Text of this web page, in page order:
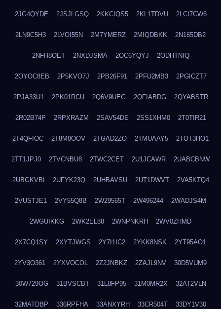
2JG4QYDE 2JSJLGSQ 2KKCIQS5 2KL1TDVU 2LCI7CW6
2LN9C5H3 2LVOI55N 2M7YMERZ 2MIQDBKK 2N165DB2
2NFH8OET 2NXDJSMA 2OC6YQYJ 2ODHTNIQ
2OYOC8EB 2P5KVO7J 2PB26F91 2PFU2MB3 2PGICZT7
2PJA33U1 2PK01RCU 2Q6V9UEG 2QFIABDG 2QYABSTR
2R02B74P 2RPXRAZM 2SAV54DE 2SS1XHM0 2T0TIR21
2T4QFIOC 2T8M8OOV 2TGAD2ZO 2TMUAAY5 2TOT3HO1
2TT1JPJ0 2TVCNBU8 2TWC2CET 2U1JCAWR 2UABCBNW
2UBGKVBI 2UFYK23Q 2UHBAVSU 2UT1DWVT 2VA5KTQ4
2VUSTJE1 2VY55Q8B 2W29565T 2W496244 2WADJS4M
2WGUIKKG 2WK2EL88 2WNPNKRH 2WV0ZHMD
2X7CQ1SY 2XYTJWGS 2Y7I1IC2 2YKK8NSK 2YT95AO1
2YV3O361 2YXVOCOL 2Z2JNBKZ 2ZAJL9NV 30D5VUM9
30W729OG 31BVSCBT 31L8FP95 31M0MR2X 32AT2VLN
32MATDBP 336RPFHA 33ANXYRH 33CR504T 33DY1V30